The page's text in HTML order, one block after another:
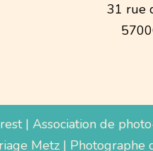
31 rue
| Association de
Metz | Photographe